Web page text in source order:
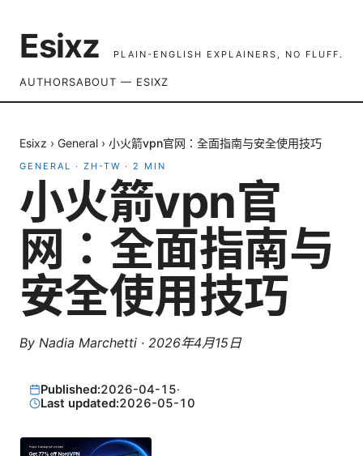
Esixz PLAIN-ENGLISH EXPLAINERS, NO FLUFF.
AUTHORSABOUT — ESIXZ
Esixz › General › 小火箭vpn官网：全面指南与安全使用技巧
GENERAL · ZH-TW · 2 MIN
小火箭vpn官
网：全面指南与
安全使用技巧
By Nadia Marchetti · 2026年4月15日
Published:2026-04-15·
Last updated:2026-05-10